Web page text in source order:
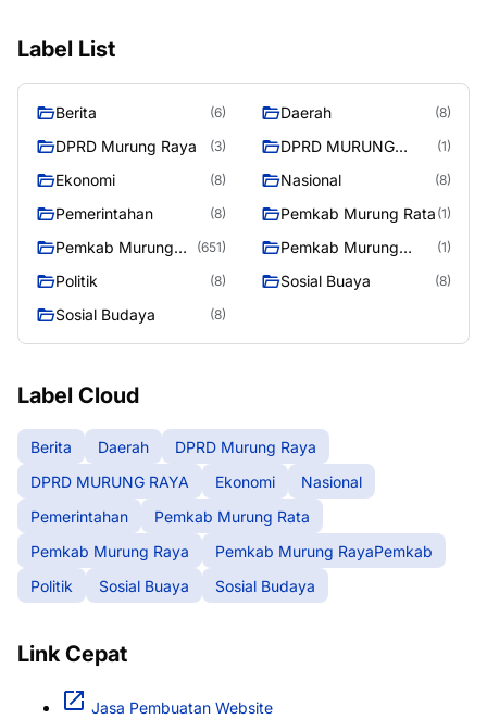
Label List
Berita (6) Daerah (8)
DPRD Murung Raya (3)
DPRD MURUNG
(1)
Ekonomi (8) Nasional (8)
Pemerintahan (8) Pemkab Murung Rata (1)
Pemkab Murung
(651)
Pemkab Murung
(1)
Politik (8) Sosial Buaya (8)
Sosial Budaya (8)
Label Cloud
Berita Daerah
DPRD Murung Raya
DPRD MURUNG RAYA
Ekonomi
Nasional
Pemerintahan
Pemkab Murung Rata
Pemkab Murung Raya
Pemkab Murung RayaPemkab
Politik
Sosial Buaya Sosial Budaya
Link Cepat
Jasa Pembuatan Website